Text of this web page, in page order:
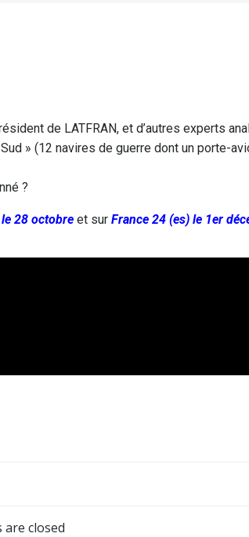
de LATFRAN, et d’autres experts
» (12 navires de guerre dont un porte-
?
le 28 octobre et sur France 24 (es) le 1er
are closed